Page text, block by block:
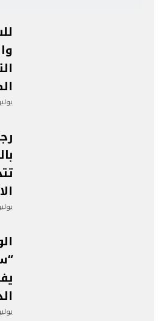
يوليو 16,
يوليو 10,
يوليو 8,